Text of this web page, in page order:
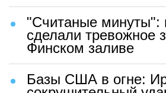
"Считаные минуты":
сделали тревожное
Финском заливе
Базы США в огне: